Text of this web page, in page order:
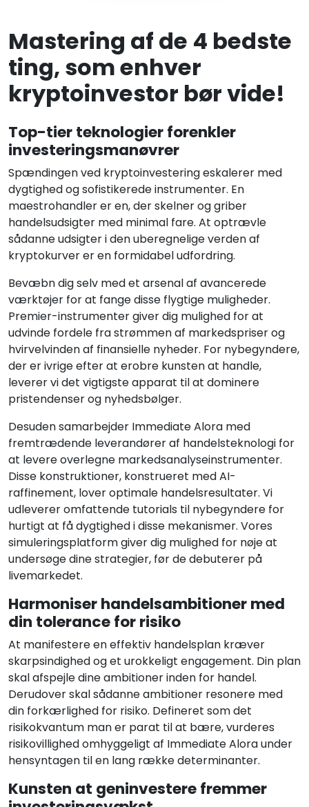
Mastering af de 4 bedste
ting, som enhver
kryptoinvestor bør vide!
Top-tier teknologier forenkler
investeringsmanøvrer
Spændingen ved kryptoinvestering eskalerer med
dygtighed og sofistikerede instrumenter. En
maestrohandler er en, der skelner og griber
handelsudsigter med minimal fare. At optrævle
sådanne udsigter i den uberegnelige verden af
kryptokurver er en formidabel udfordring.
Bevæbn dig selv med et arsenal af avancerede
værktøjer for at fange disse flygtige muligheder.
Premier-instrumenter giver dig mulighed for at
udvinde fordele fra strømmen af markedspriser og
hvirvelvinden af finansielle nyheder. For nybegyndere,
der er ivrige efter at erobre kunsten at handle,
leverer vi det vigtigste apparat til at dominere
pristendenser og nyhedsbølger.
Desuden samarbejder Immediate Alora med
fremtrædende leverandører af handelsteknologi for
at levere overlegne markedsanalyseinstrumenter.
Disse konstruktioner, konstrueret med AI-
raffinement, lover optimale handelsresultater. Vi
udleverer omfattende tutorials til nybegyndere for
hurtigt at få dygtighed i disse mekanismer. Vores
simuleringsplatform giver dig mulighed for nøje at
undersøge dine strategier, før de debuterer på
livemarkedet.
Harmoniser handelsambitioner med
din tolerance for risiko
At manifestere en effektiv handelsplan kræver
skarpsindighed og et urokkeligt engagement. Din plan
skal afspejle dine ambitioner inden for handel.
Derudover skal sådanne ambitioner resonere med
din forkærlighed for risiko. Defineret som det
risikokvantum man er parat til at bære, vurderes
risikovillighed omhyggeligt af Immediate Alora under
hensyntagen til en lang række determinanter.
Kunsten at geninvestere fremmer